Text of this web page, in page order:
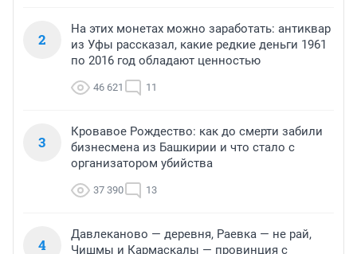
2
На этих монетах можно заработать: антиквар
из Уфы рассказал, какие редкие деньги 1961
по 2016 год обладают ценностью
46 621 11
3
Кровавое Рождество: как до смерти забили
бизнесмена из Башкирии и что стало с
организатором убийства
37 390 13
4
Давлеканово — деревня, Раевка — не рай,
Чишмы и Кармаскалы — провинция с